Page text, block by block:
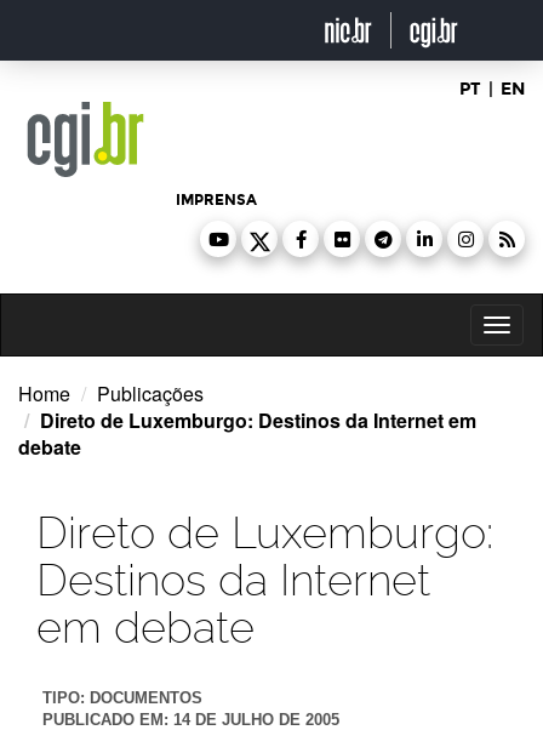
o
PT | EN
IMPRENSA
Home
Publicações
Direto de Luxemburgo: Destinos da Internet em
debate
Direto de Luxemburgo:
Destinos da Internet
em debate
TIPO: DOCUMENTOS
PUBLICADO EM: 14 DE JULHO DE 2005